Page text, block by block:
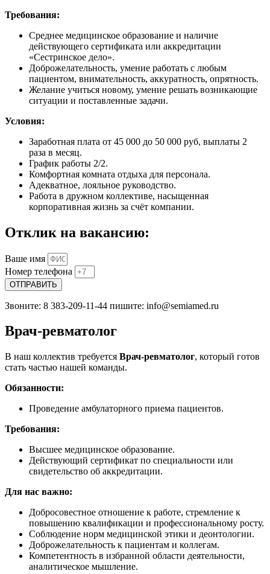
Требования:
Среднее медицинское образование и наличие
действующего сертификата или аккредитации
«Сестринское дело».
Доброжелательность, умение работать с любым
пациентом, внимательность, аккуратность, опрятность.
Желание учиться новому, умение решать возникающие
ситуации и поставленные задачи.
Условия:
Заработная плата от 45 000 до 50 000 руб, выплаты 2
раза в месяц.
График работы 2/2.
Комфортная комната отдыха для персонала.
Адекватное, лояльное руководство.
Работа в дружном коллективе, насыщенная
корпоративная жизнь за счёт компании.
Отклик на вакансию:
Ваше имя
Номер телефона
ОТПРАВИТЬ
Звоните: 8 383-209-11-44 пишите: info@semiamed.ru
Врач-ревматолог
В наш коллектив требуется Врач-ревматолог, который готов
стать частью нашей команды.
Обязанности:
Проведение амбулаторного приема пациентов.
Требования:
Высшее медицинское образование.
Действующий сертификат по специальности или
свидетельство об аккредитации.
Для нас важно:
Добросовестное отношение к работе, стремление к
повышению квалификации и профессиональному росту.
Соблюдение норм медицинской этики и деонтологии.
Доброжелательность к пациентам и коллегам.
Компетентность в избранной области деятельности,
аналитическое мышление.